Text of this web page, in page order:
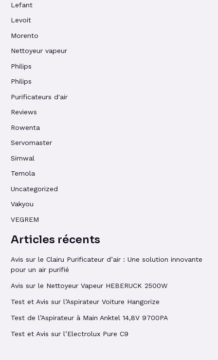
Lefant
Levoit
Morento
Nettoyeur vapeur
Philips
Philips
Purificateurs d'air
Reviews
Rowenta
Servomaster
Simwal
Temola
Uncategorized
Vakyou
VEGREM
Articles récents
Avis sur le Clairu Purificateur d’air : Une solution innovante
pour un air purifié
Avis sur le Nettoyeur Vapeur HEBERUCK 2500W
Test et Avis sur l’Aspirateur Voiture Hangorize
Test de l’Aspirateur à Main Anktel 14,8V 9700PA
Test et Avis sur l’Electrolux Pure C9